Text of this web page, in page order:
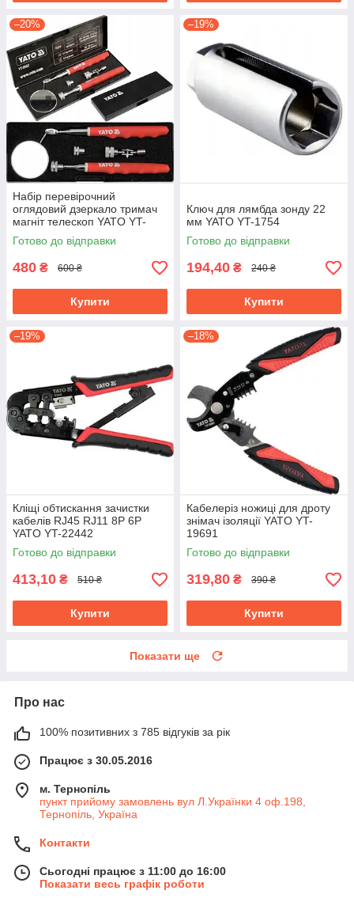
–20%
Набір перевірочний
оглядовий дзеркало тримач
магніт телескоп YATO YT-
0662
Готово до відправки
480 ₴ 600 ₴
Купити
–19%
Ключ для лямбда зонду 22
мм YATO YT-1754
Готово до відправки
194,40 ₴ 240 ₴
Купити
–19%
Кліщі обтискання зачистки
кабелів RJ45 RJ11 8P 6P
YATO YT-22442
Готово до відправки
413,10 ₴ 510 ₴
Купити
–18%
Кабелеріз ножиці для дроту
знімач ізоляції YATO YT-
19691
Готово до відправки
319,80 ₴ 390 ₴
Купити
Показати ще
Про нас
100% позитивних з 785 відгуків за рік
Працює з 30.05.2016
м. Тернопіль
пункт прийому замовлень вул Л.Українки 4 оф.198,
Тернопіль, Україна
Контакти
Сьогодні працює з 11:00 до 16:00
Показати весь графік роботи